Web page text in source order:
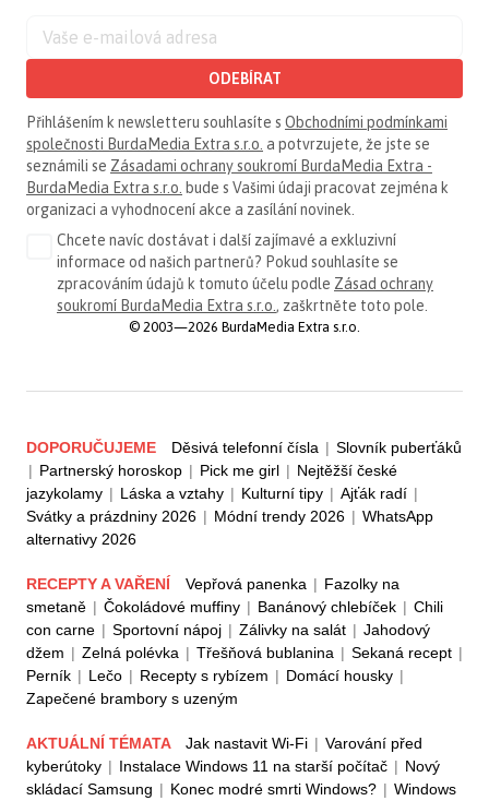
ODEBÍRAT
Přihlášením k newsletteru souhlasíte s Obchodními podmínkami
společnosti BurdaMedia Extra s.r.o. a potvrzujete, že jste se
seznámili se Zásadami ochrany soukromí BurdaMedia Extra -
BurdaMedia Extra s.r.o. bude s Vašimi údaji pracovat zejména k
organizaci a vyhodnocení akce a zasílání novinek.
Chcete navíc dostávat i další zajímavé a exkluzivní
informace od našich partnerů? Pokud souhlasíte se
zpracováním údajů k tomuto účelu podle Zásad ochrany
soukromí BurdaMedia Extra s.r.o. , zaškrtněte toto pole.
© 2003—2026 BurdaMedia Extra s.r.o.
DOPORUČUJEME Děsivá telefonní čísla | Slovník puberťáků
| Partnerský horoskop | Pick me girl | Nejtěžší české
jazykolamy | Láska a vztahy | Kulturní tipy | Ajťák radí |
Svátky a prázdniny 2026 | Módní trendy 2026 | WhatsApp
alternativy 2026
RECEPTY A VAŘENÍ Vepřová panenka | Fazolky na
smetaně | Čokoládové muffiny | Banánový chlebíček | Chili
con carne | Sportovní nápoj | Zálivky na salát | Jahodový
džem | Zelná polévka | Třešňová bublanina | Sekaná recept |
Perník | Lečo | Recepty s rybízem | Domácí housky |
Zapečené brambory s uzeným
AKTUÁLNÍ TÉMATA Jak nastavit Wi-Fi | Varování před
kyberútoky | Instalace Windows 11 na starší počítač | Nový
skládací Samsung | Konec modré smrti Windows? | Windows